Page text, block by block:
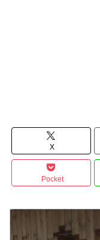
X
Pocket